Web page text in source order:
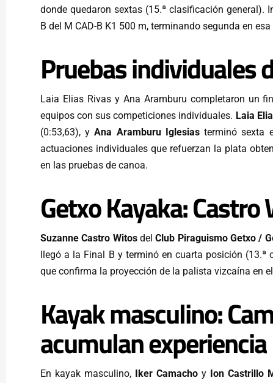
donde quedaron sextas (15.ª clasificación general).
B del M CAD-B K1 500 m, terminando segunda en
Pruebas individuales
Laia Elias Rivas y Ana Aramburu completaron un
equipos con sus competiciones individuales. Laia
(0:53,63), yAna Aramburu Iglesiasterminó sexta
actuaciones individuales que refuerzan la plata
en las pruebas de canoa.
Getxo Kayaka:
Suzanne Castro WitosdelClub Piraguismo Getxo /
llegó a la Final B y terminó en cuarta posición
que confirma la proyección de la palista vizcaína en
Kayak masculino:
acumulan experiencia
En kayak masculino, Iker Camacho y Ion Castrillo